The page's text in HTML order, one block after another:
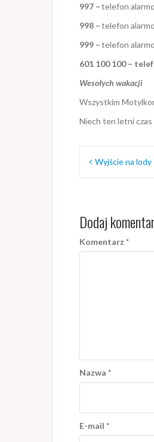
997 –telefon
998 –telefon
999 –telefon
601 100 100 –
Wesołych wakacji
Wszystkim
Niech ten letni czas
Nawigacja
wpisu
Wyjście na lody
Dodaj
Komentarz *
Nazwa *
E-mail *